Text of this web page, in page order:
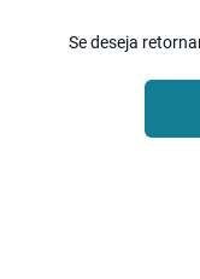
Se deseja